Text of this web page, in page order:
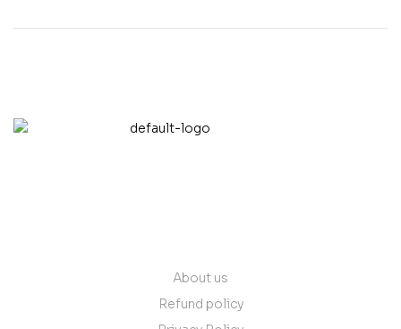
inventivite
incontournable
casinos un tantinet
About us
Refund policy